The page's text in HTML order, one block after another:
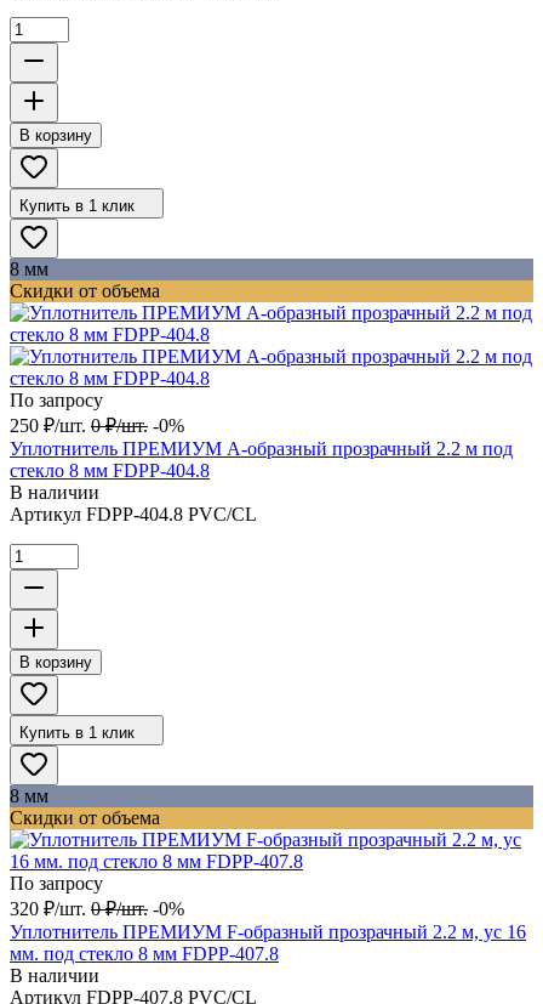
В корзину
Купить в 1 клик
8 мм
Скидки от объема
По запросу
250 ₽/шт. 0 ₽/шт. -0%
Уплотнитель ПРЕМИУМ А-образный прозрачный 2.2 м под
стекло 8 мм FDPP-404.8
В наличии
Артикул FDPP-404.8 PVC/CL
В корзину
Купить в 1 клик
8 мм
Скидки от объема
По запросу
320 ₽/шт. 0 ₽/шт. -0%
Уплотнитель ПРЕМИУМ F-образный прозрачный 2.2 м, ус 16
мм. под стекло 8 мм FDPP-407.8
В наличии
Артикул FDPP-407.8 PVC/CL